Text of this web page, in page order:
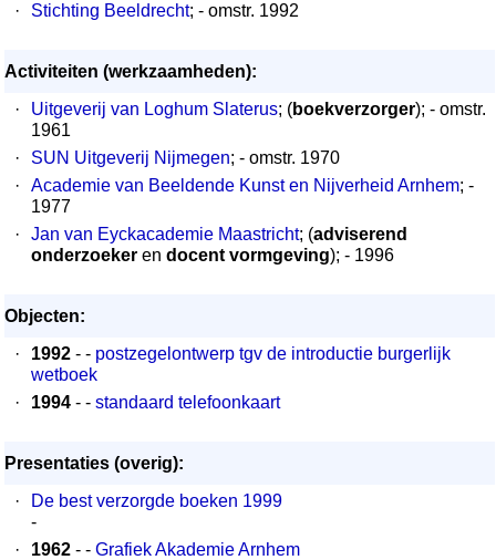
·
Stichting Beeldrecht; - omstr. 1992
Activiteiten (werkzaamheden):
·
Uitgeverij van Loghum Slaterus; (boekverzorger); - omstr.
1961
·
SUN Uitgeverij Nijmegen; - omstr. 1970
·
Academie van Beeldende Kunst en Nijverheid Arnhem; -
1977
·
Jan van Eyckacademie Maastricht; (adviserend
onderzoeker en docent vormgeving); - 1996
Objecten:
·
1992 - - postzegelontwerp tgv de introductie burgerlijk
wetboek
·
1994 - - standaard telefoonkaart
Presentaties (overig):
·
De best verzorgde boeken 1999
-
·
1962 - - Grafiek Akademie Arnhem